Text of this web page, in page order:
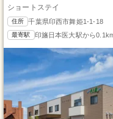
ショートステイ
住所 千葉県印西市舞姫1-1-18
最寄駅 印旛日本医大駅から